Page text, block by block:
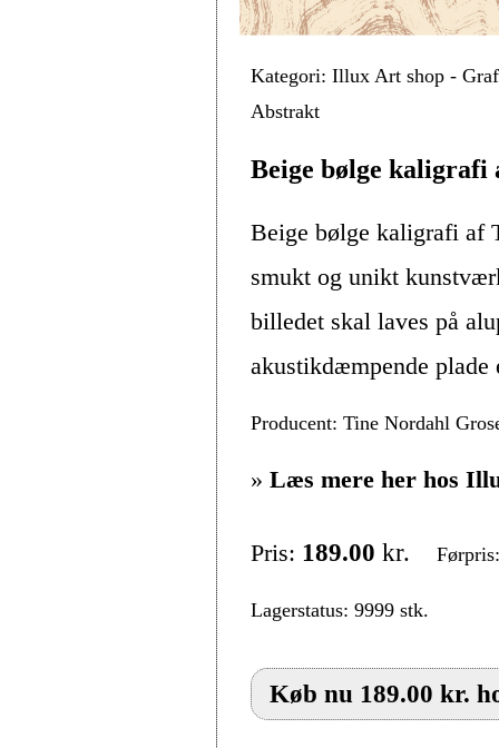
Kategori: Illux Art shop -
Abstrakt
Beige bølge kaligrafi
Beige bølge kaligrafi af
smukt og unikt
billedet skal laves på
akustikdæmpende plade
Producent: Tine Nordahl
» Læs mere her hos
Pris: 189.00 kr.
Lagerstatus: 9999 stk.
Køb nu 189.00 kr.